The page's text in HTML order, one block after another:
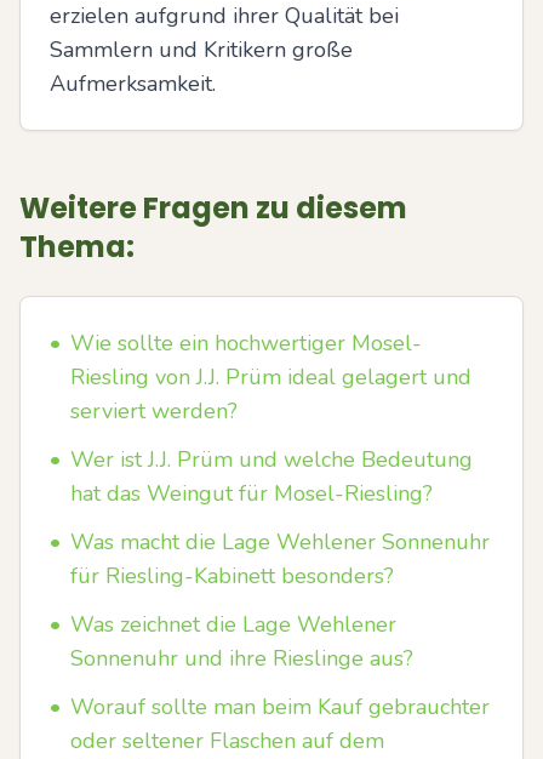
erzielen aufgrund ihrer Qualität bei
Sammlern und Kritikern große
Aufmerksamkeit.
Weitere Fragen zu diesem
Thema:
• Wie sollte ein hochwertiger Mosel-
Riesling von J.J. Prüm ideal gelagert und
serviert werden?
• Wer ist J.J. Prüm und welche Bedeutung
hat das Weingut für Mosel-Riesling?
• Was macht die Lage Wehlener Sonnenuhr
für Riesling-Kabinett besonders?
• Was zeichnet die Lage Wehlener
Sonnenuhr und ihre Rieslinge aus?
• Worauf sollte man beim Kauf gebrauchter
oder seltener Flaschen auf dem